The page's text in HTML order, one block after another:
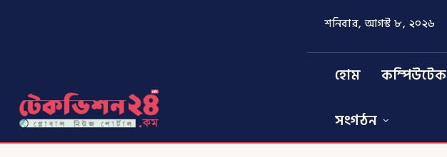
শনিবার, আগস্ট ৮, ২০২৬
হোম কম্পিউটেক
সংগঠন